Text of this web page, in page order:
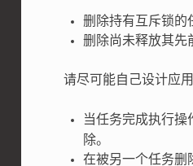
删除持有互斥锁的
删除尚未释放其先
请尽可能自己设计应
当任务完成执行操
除。
在被另一个任务删